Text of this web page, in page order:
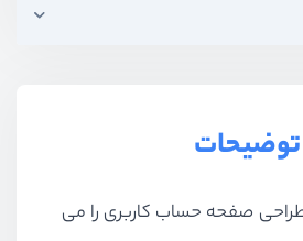
توضیحات
صفحه حساب کاربری را می